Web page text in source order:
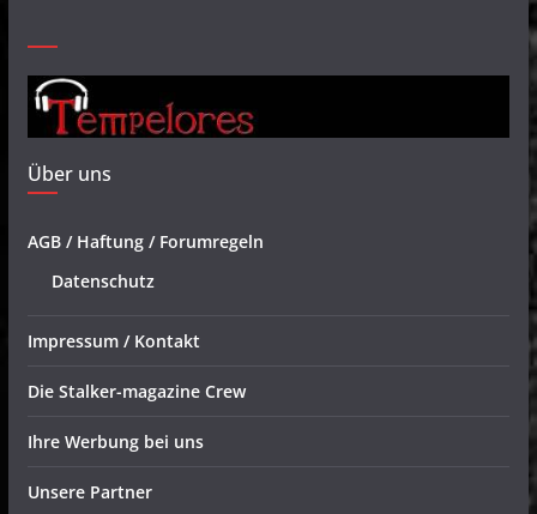
Über uns
AGB / Haftung / Forumregeln
Datenschutz
Impressum / Kontakt
Die Stalker-magazine Crew
Ihre Werbung bei uns
Unsere Partner